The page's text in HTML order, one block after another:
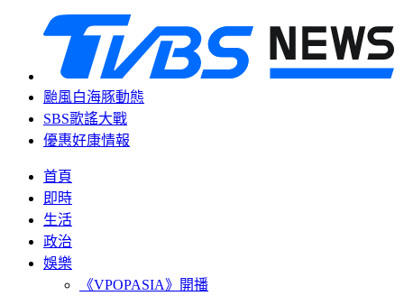
颱風白海豚動態
SBS歌謠大戰
優惠好康情報
首頁
即時
生活
政治
娛樂
《VPOPASIA》開播